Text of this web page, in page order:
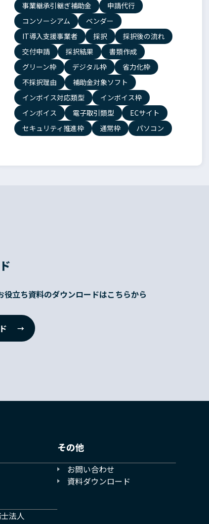
事業継承引継ぎ補助金
申請代行
コンソーシアム
ベンダー
IT導入支援事業者
採択
採択後の流れ
交付申請
採択結果
書類作成
グリーン枠
デジタル枠
省力化枠
不採択理由
補助金対象ソフト
インボイス対応類型
インボイス枠
インボイス
電子取引類型
ECサイト
セキュリティ推進枠
通常枠 パソコン
立ち資料のダウンロードはこちらから
法人
その他
お問い合わせ
資料ダウンロード